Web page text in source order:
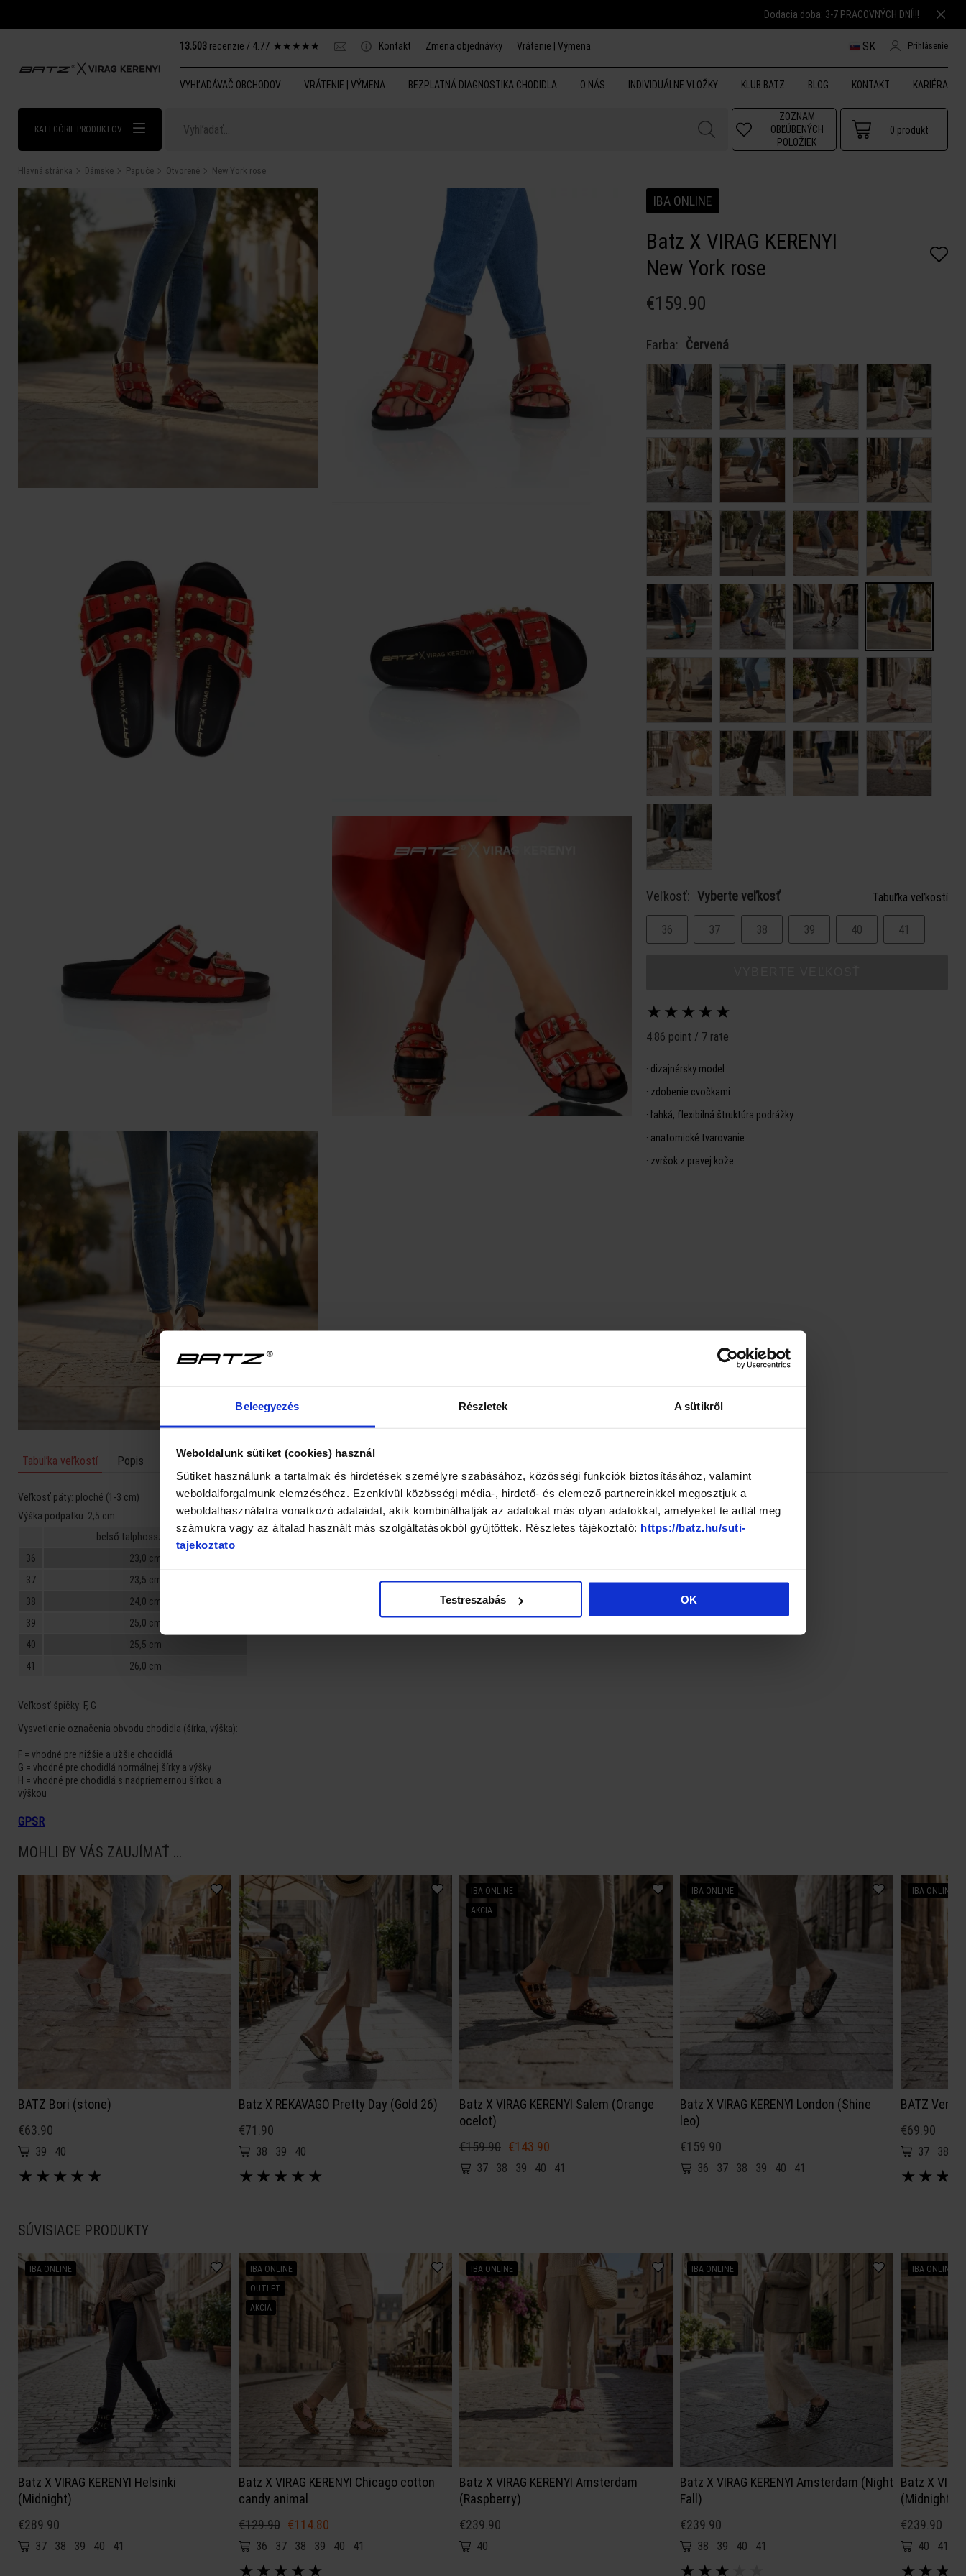
Beleegyezés Részletek A sütikről
Weboldalunk sütiket (cookies) használ
Sütiket használunk a tartalmak és hirdetések személyre szabásához, közösségi funkciók biztosításához, valamint
weboldalforgalmunk elemzéséhez. Ezenkívül közösségi média-, hirdető- és elemező partnereinkkel megosztjuk a
weboldalhasználatra vonatkozó adataidat, akik kombinálhatják az adatokat más olyan adatokkal, amelyeket te adtál meg
számukra vagy az általad használt más szolgáltatásokból gyűjtöttek. Részletes tájékoztató: https://batz.hu/suti-
tajekoztato
Testreszabás OK
Dodacia doba: 3-7 PRACOVNÝCH DNÍ!!!
13.503 recenzie / 4.77 ★ ★ ★ ★ ★ Kontakt Zmena objednávky Vrátenie | Výmena Prihlásenie
SK
VYHĽADÁVAČ OBCHODOV VRÁTENIE | VÝMENA BEZPLATNÁ DIAGNOSTIKA CHODIDLA O NÁS INDIVIDUÁLNE VLOŽKY KLUB BATZ BLOG KONTAKT KARIÉRA
KATEGÓRIE PRODUKTOV
ZOZNAM
OBĽÚBENÝCH
POLOŽIEK
0 produkt
Hlavná stránka Dámske Papuče Otvorené New York rose
IBA ONLINE
Batz X VIRAG KERENYI
New York rose
€159.90
Farba: Červená
Veľkosť: Vyberte veľkosť Tabuľka veľkostí
36 37 38 39 40 41
★ ★ ★ ★ ★
4.86 point / 7 rate
· dizajnérsky model
· zdobenie cvočkami
· ľahká, flexibilná štruktúra podrážky
· anatomické tvarovanie
· zvršok z pravej kože
Tabuľka veľkostí Popis Hodnotenia
Veľkosť päty: ploché (1-3 cm)
Výška podpätku: 2,5 cm
belső talphossz mérete
36
23,0 cm
37
23,5 cm
38
24,0 cm
39
25,0 cm
40
25,5 cm
41
26,0 cm
Veľkosť špičky: F, G
Vysvetlenie označenia obvodu chodidla (šírka, výška):
F = vhodné pre nižšie a užšie chodidlá
G = vhodné pre chodidlá normálnej šírky a výšky
H = vhodné pre chodidlá s nadpriemernou šírkou a
výškou
GPSR
MOHLI BY VÁS ZAUJÍMAŤ ...
BATZ Bori (stone)
€63.90
39 40
★ ★ ★ ★ ★
Batz X REKAVAGO Pretty Day (Gold 26)
€71.90
38 39 40
★ ★ ★ ★ ★
IBA ONLINE
AKCIA
Batz X VIRAG KERENYI Salem (Orange
ocelot)
€159.90 €143.90
37 38 39 40 41
IBA ONLINE
Batz X VIRAG KERENYI London (Shine
leo)
€159.90
36 37 38 39 40 41
IBA ONLINE
BATZ
€69.90
37 38
★ ★ ★
SÚVISIACE PRODUKTY
IBA ONLINE
Batz X VIRAG KERENYI Helsinki
(Midnight)
€289.90
37 38 39 40 41
IBA ONLINE
OUTLET
AKCIA
Batz X VIRAG KERENYI Chicago cotton
candy animal
€129.90 €114.80
36 37 38 39 40 41
★ ★ ★ ★ ★
IBA ONLINE
Batz X VIRAG KERENYI Amsterdam
(Raspberry)
€239.90
40
IBA ONLINE
Batz X VIRAG KERENYI Amsterdam (Night
Fall)
€239.90
38 39 40 41
★ ★ ★
IBA ONLINE
Batz X
(Midnight)
€239.90
40 41
★ ★ ★